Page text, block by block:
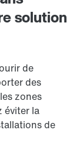
solution
de
des
zones
éviter la
de